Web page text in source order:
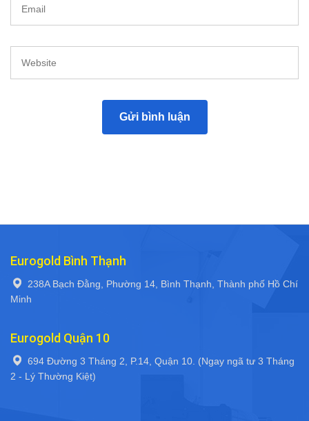
Eurogold Bình Thạnh
238A Bạch Đằng, Phường 14, Bình Thạnh, Thành phố Hồ Chí
Minh
Eurogold Quận 10
694 Đường 3 Tháng 2, P.14, Quận 10. (Ngay ngã tư 3 Tháng
2 - Lý Thường Kiệt)